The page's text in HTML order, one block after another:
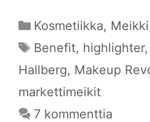
Kategoriat
Kosmetiikka, Meikki
Avainsanat
Benefit, highlighter,
Hallberg, Makeup
markettimeikit
7 kommenttia